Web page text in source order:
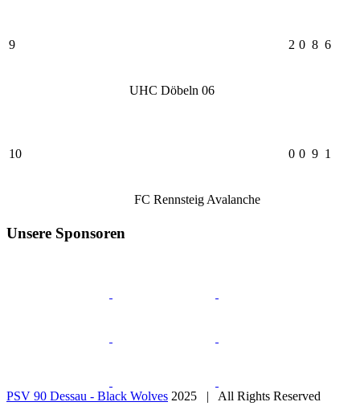
9
UHC Döbeln 06
2 0 8 6
10
FC Rennsteig Avalanche
0 0 9 1
Unsere Sponsoren
PSV 90 Dessau - Black Wolves 2025 | All Rights Reserved